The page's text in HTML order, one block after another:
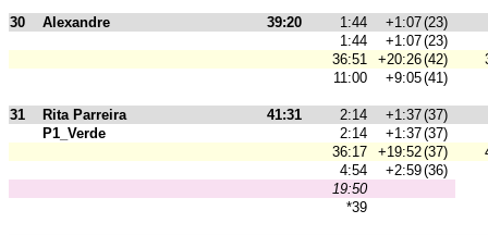
30 Alexandre 39:20 1:44 +1:07(23)
1:44
+1:07(23)
36:51
+20:26(42)
11:00
+9:05(41)
31 Rita Parreira 41:31 2:14 +1:37(37)
P1_Verde
2:14 +1:37(37)
36:17
+19:52(37)
4:54
+2:59(36)
19:50
*39